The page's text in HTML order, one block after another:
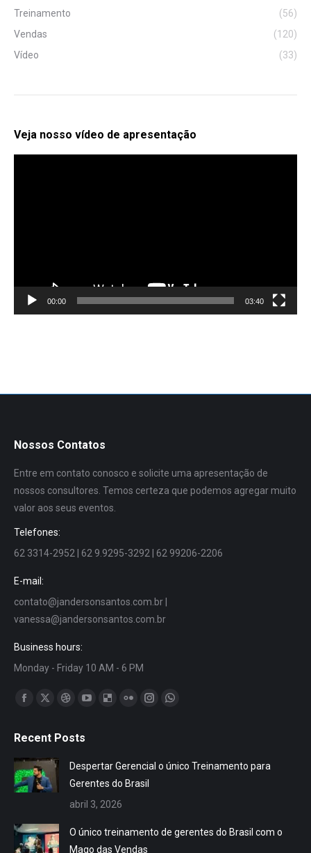
Treinamento
(56)
Vendas
(120)
Vídeo
(33)
Veja nosso vídeo de apresentação
00:00 03:40
Nossos Contatos
Entre em contato conosco e solicite uma apresentação de
nossos consultores. Temos certeza que podemos agregar muito
valor aos seus eventos.
Telefones:
62 3314-2952 | 62 9.9295-3292 | 62 99206-2206
E-mail:
contato@jandersonsantos.com.br|
vanessa@jandersonsantos.com.br
Business hours:
Monday - Friday 10 AM - 6 PM
Encontre-nos em:
Facebook
opens
in
new
opens
in
new
Dribbble
opens
in
new
new
Delicious
new
Flickr
new
Instagram
in
Whatsapp
in
Recent Posts
Despertar Gerencial o único Treinamento para
Gerentes do Brasil
abril 3, 2026
O único treinamento de gerentes do Brasil com o
Mago das Vendas